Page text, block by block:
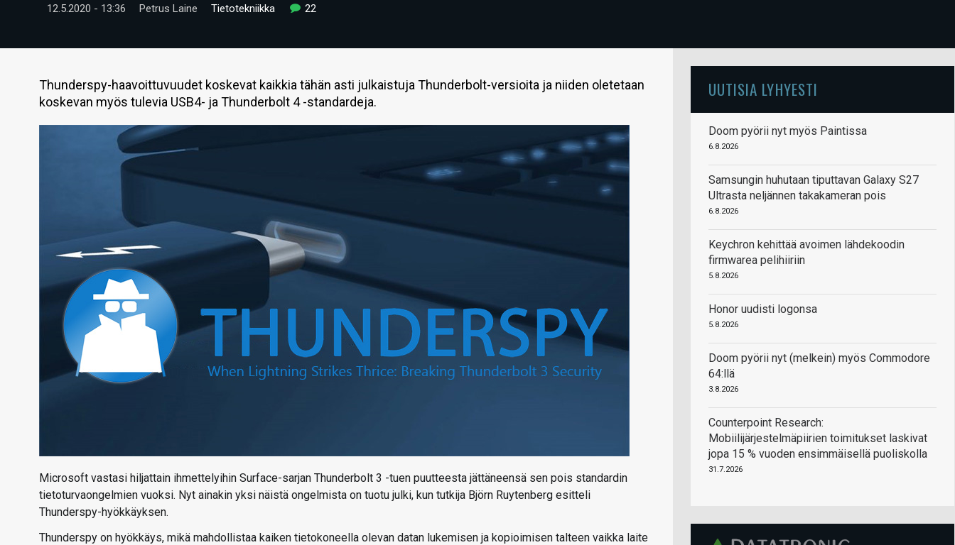
12.5.2020 - 13:36 Petrus Laine Tietotekniikka 22
Thunderspy-haavoittuvuudet koskevat kaikkia tähän asti julkaistuja Thunderbolt-versioita ja niiden oletetaan
koskevan myös tulevia USB4- ja Thunderbolt 4 -standardeja.
Microsoft vastasi hiljattain ihmettelyihin Surface-sarjan Thunderbolt 3 -tuen puutteesta jättäneensä sen pois standardin
tietoturvaongelmien vuoksi. Nyt ainakin yksi näistä ongelmista on tuotu julki, kun tutkija Björn Ruytenberg esitteli
Thunderspy-hyökkäyksen.
Thunderspy on hyökkäys, mikä mahdollistaa kaiken tietokoneella olevan datan lukemisen ja kopioimisen talteen vaikka laite
UUTISIA LYHYESTI
Doom pyörii nyt myös Paintissa
6.8.2026
Samsungin huhutaan tiputtavan Galaxy S27
Ultrasta neljännen takakameran pois
6.8.2026
Keychron kehittää avoimen lähdekoodin
firmwarea pelihiiriin
5.8.2026
Honor uudisti logonsa
5.8.2026
Doom pyörii nyt (melkein) myös Commodore
64:llä
3.8.2026
Counterpoint Research:
Mobiilijärjestelmäpiirien toimitukset laskivat
jopa 15 % vuoden ensimmäisellä puoliskolla
31.7.2026